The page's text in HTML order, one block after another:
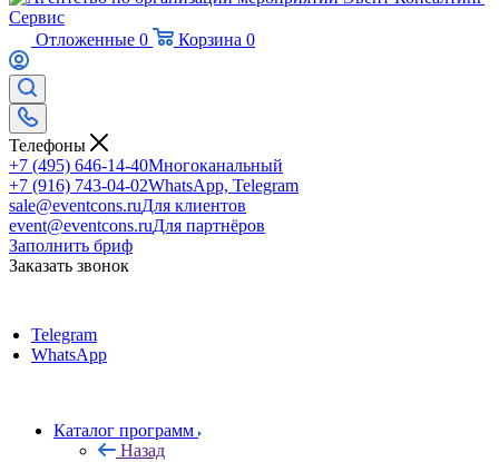
Отложенные 0 Корзина 0
Телефоны
+7 (495) 646-14-40Многоканальный
+7 (916) 743-04-02WhatsApp, Telegram
sale@eventcons.ruДля клиентов
event@eventcons.ruДля партнёров
Заполнить бриф
Заказать звонок
Telegram
WhatsApp
Каталог программ
Назад